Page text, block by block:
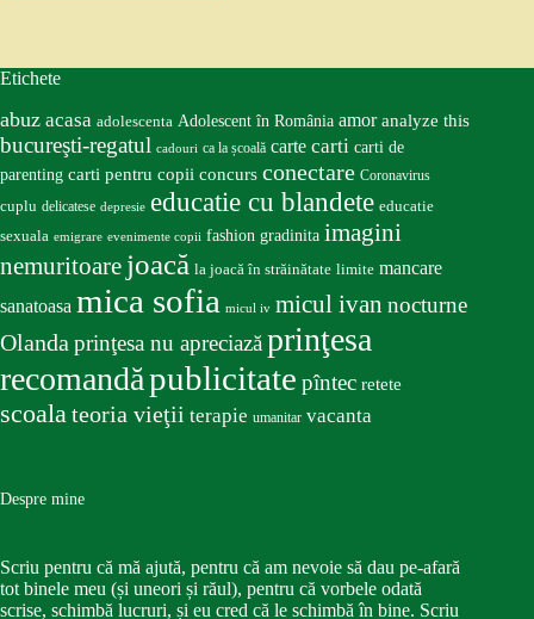
Etichete
abuz acasa adolescenta Adolescent în România amor analyze this
bucureşti-regatul cadouri ca la școală carte carti carti de
parenting carti pentru copii concurs conectare Coronavirus
cuplu delicatese depresie educatie cu blandete educatie
sexuala emigrare evenimente copii fashion gradinita imagini
nemuritoare joacă la joacă în străinătate limite mancare
sanatoasa mica sofia micul iv micul ivan nocturne
Olandaprinţesa nu apreciazăprinţesa
recomandăpublicitate pîntec retete
scoalateoria vieţii terapie umanitar vacanta
Despre mine
Scriu pentru că mă ajută, pentru că am nevoie să dau pe-afară
tot binele meu (și uneori și răul), pentru că vorbele odată
scrise, schimbă lucruri, și eu cred că le schimbă în bine. Scriu